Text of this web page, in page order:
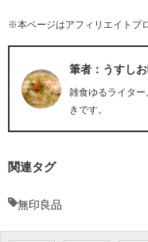
※本ページはアフィリエイトプ
筆者：うすし
雑食ゆるライタ
きです。
関連タグ
無印良品